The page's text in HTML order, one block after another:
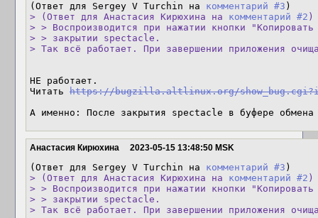
(Ответ для Sergey V Turchin на комментарий #3
> (Ответ для Анастасия Кирюхина на комментарий #2 )
> > Воспроизводится при нажатии кнопки
> > закрытии spectacle.
> Так всё работает. При завершении приложения
НЕ работает.
Читать https://bugzilla.altlinux.org/
А именно: После закрытия spectacle в буфере обмена
Анастасия Кирюхина 2023-05-15 13:48:50 MSK
(Ответ для Sergey V Turchin на комментарий #3
> (Ответ для Анастасия Кирюхина на комментарий #2 )
> > Воспроизводится при нажатии кнопки
> > закрытии spectacle.
> Так всё работает. При завершении приложения